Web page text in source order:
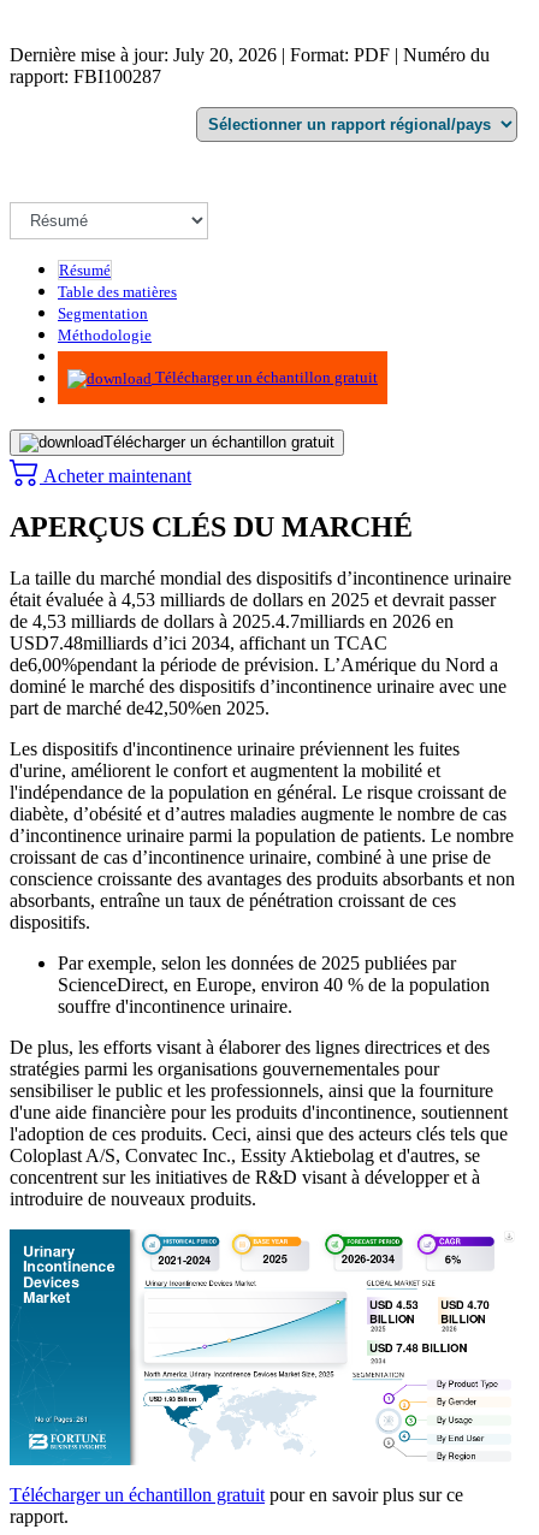
Dernière mise à jour: July 20, 2026 | Format: PDF | Numéro du
rapport: FBI100287
Résumé
Table des matières
Segmentation
Méthodologie
Infographie
Télécharger un échantillon gratuit
Télécharger un échantillon gratuit
Acheter maintenant
APERÇUS CLÉS DU MARCHÉ
La taille du marché mondial des dispositifs d’incontinence urinaire
était évaluée à 4,53 milliards de dollars en 2025 et devrait passer
de 4,53 milliards de dollars à 2025.4.7milliards en 2026 en
USD7.48milliards d’ici 2034, affichant un TCAC
de6,00%pendant la période de prévision. L’Amérique du Nord a
dominé le marché des dispositifs d’incontinence urinaire avec une
part de marché de42,50%en 2025.
Les dispositifs d'incontinence urinaire préviennent les fuites
d'urine, améliorent le confort et augmentent la mobilité et
l'indépendance de la population en général. Le risque croissant de
diabète, d’obésité et d’autres maladies augmente le nombre de cas
d’incontinence urinaire parmi la population de patients. Le nombre
croissant de cas d’incontinence urinaire, combiné à une prise de
conscience croissante des avantages des produits absorbants et non
absorbants, entraîne un taux de pénétration croissant de ces
dispositifs.
Par exemple, selon les données de 2025 publiées par
ScienceDirect, en Europe, environ 40 % de la population
souffre d'incontinence urinaire.
De plus, les efforts visant à élaborer des lignes directrices et des
stratégies parmi les organisations gouvernementales pour
sensibiliser le public et les professionnels, ainsi que la fourniture
d'une aide financière pour les produits d'incontinence, soutiennent
l'adoption de ces produits. Ceci, ainsi que des acteurs clés tels que
Coloplast A/S, Convatec Inc., Essity Aktiebolag et d'autres, se
concentrent sur les initiatives de R&D visant à développer et à
introduire de nouveaux produits.
Télécharger un échantillon gratuit pour en savoir plus sur ce
rapport.